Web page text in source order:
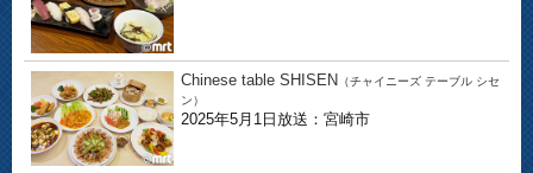
Chinese table SHISEN （チャイニーズ テーブル シセ
ン）
2025年5月1日放送：宮崎市